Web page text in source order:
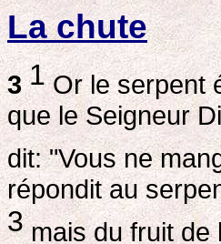
La chute
3 1Or le serpent
que le Seigneur
dit: "Vous ne
répondit au
3mais du fruit de